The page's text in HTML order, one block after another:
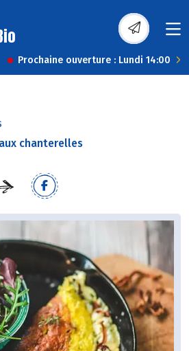
Prochaine ouverture : Lundi 14:00
chanterelles